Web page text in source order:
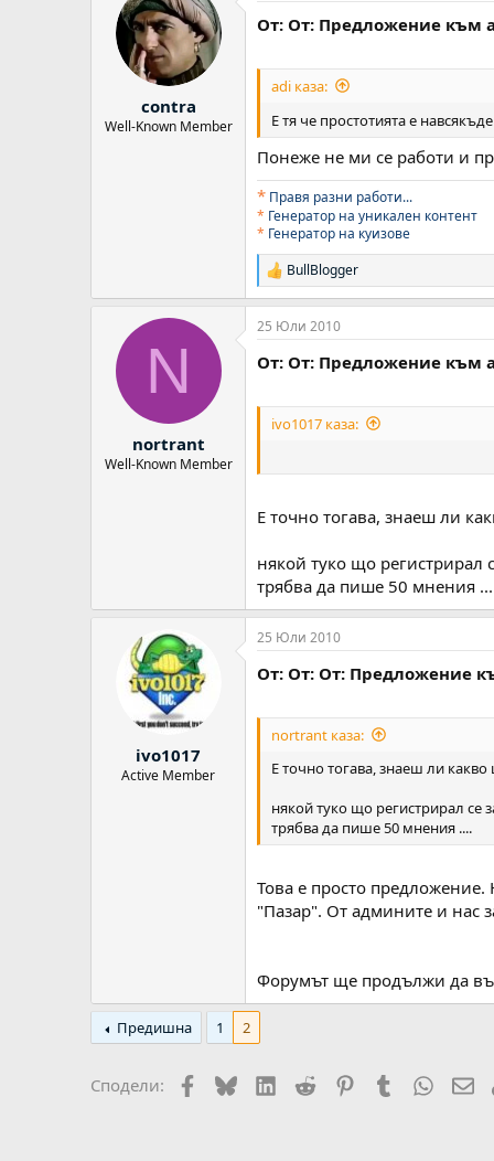
contra
Well-Known Member
От: От: Предложение към
adi каза:
Е тя че простотията е
Понеже не ми се работи и
* Правя разни работи...
* Генератор на уникален контент
* Генератор на куизове
Р
е
а
к
и
BullBlogger
N
nortrant
Well-Known Member
25 Юли 2010
От: От: Предложение към
ivo1017 каза:
Е точно тогава, знаеш ли
някой туко що регистрирал
трябва да пише 50 мнения
ivo1017
Active Member
25 Юли 2010
От: От: От: Предложение
nortrant каза:
Е точно тогава, знаеш ли какво
някой туко що регистрирал се
трябва да пише 50 мнения ....
Това е просто предложение.
"Пазар". От админите и нас
Форумът ще продължи да
Предишна 1 2
Сподели: Facebook
BlueskyLinkedIn
Reddit PinterestTumblr